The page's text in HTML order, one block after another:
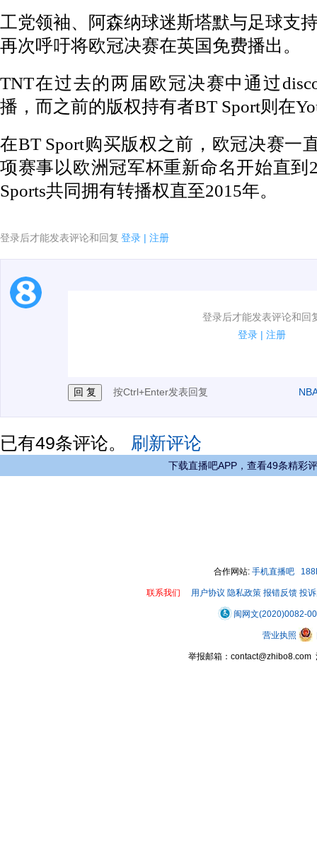
工党领袖、阿森纳球迷斯塔默与足球支
再次呼吁将欧冠决赛在英国免费播出。
TNT在过去的两届欧冠决赛中通过
播，而之前的版权持有者BT Sport则在
在BT Sport购买版权之前，欧冠决赛一
项赛事以欧洲冠军杯重新命名开始直到
Sports共同拥有转播权直至2015年。
登录后才能发表评论和回复 登录 | 注册
登录后才能发表评论和回
登录 | 注册
1.电脑端新用户可以发表评论了！
按Ctrl+Enter发表回复
已有49条评论。 刷新评论
下载直播吧APP，查看49条精彩
合作网站: 手机直播吧
联系我们 用户协议 隐私政策 报错反馈 投
闽网文(2020)0082-
营业执照
举报邮箱：